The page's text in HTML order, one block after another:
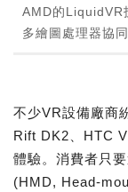
AMD的LiquidVR
多繪圖處理器協
不少VR設備廠商
Rift DK2、HTC
體驗。消費者只
(HMD, Head-